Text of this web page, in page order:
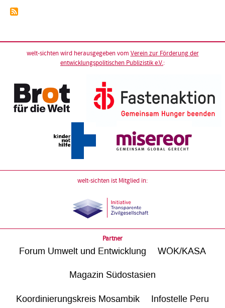
welt-sichten wird herausgegeben vom Verein zur Förderung der
entwicklungspolitischen Publizistik e.V.:
welt-sichten ist Mitglied in:
Partner
Forum Umwelt und Entwicklung WÖK/KASA
Magazin Südostasien
Koordinierungskreis Mosambik Infostelle Peru